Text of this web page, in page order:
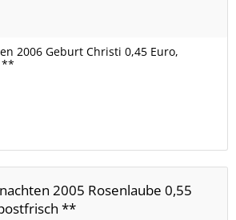
2006 Geburt Christi 0,45 Euro,
**